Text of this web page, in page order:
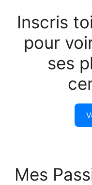
Inscris
pour
ses
Mes